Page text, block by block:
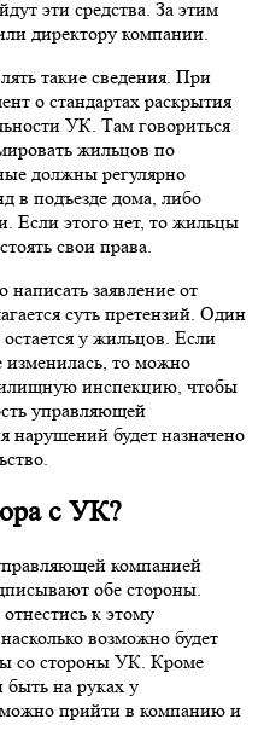
эти средства. За этим
директору компании.
такие сведения. При
о стандартах раскрытия
УК. Там говориться
жильцов по
должны регулярно
в подъезде дома, либо
Если этого нет, то жильцы
свои права.
заявление от
суть претензий. Один
у жильцов. Если
изменилась, то можно
инспекцию, чтобы
управляющей
нарушений будет назначено
с УК?
компанией
обе стороны.
к этому
возможно будет
со стороны УК. Кроме
быть на руках у
можно прийти в компанию и